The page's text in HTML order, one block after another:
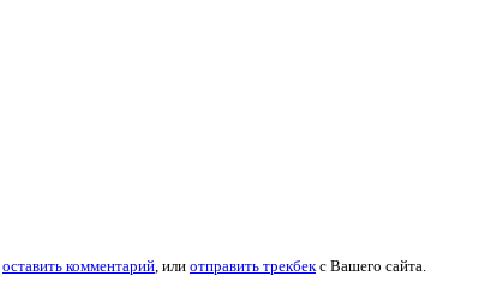
оставить комментарий , или отправить трекбек с Вашего сайта.